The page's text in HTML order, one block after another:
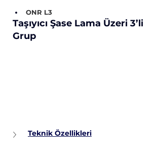
ONR L3
Taşıyıcı Şase Lama Üzeri 3’li
Grup
Teknik Özellikleri